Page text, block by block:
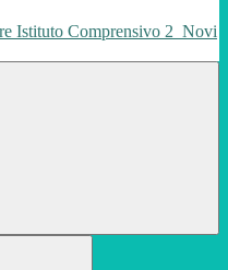
Istituto Comprensivo 2 Novi